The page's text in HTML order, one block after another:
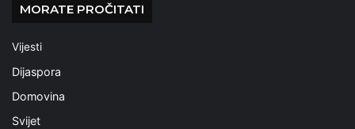
MORATE PROČITATI
Vijesti
Dijaspora
Domovina
Svijet